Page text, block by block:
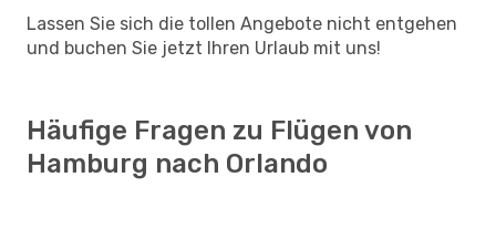
Lassen Sie sich die tollen Angebote nicht entgehen
und buchen Sie jetzt Ihren Urlaub mit uns!
Häufige Fragen zu Flügen von
Hamburg nach Orlando